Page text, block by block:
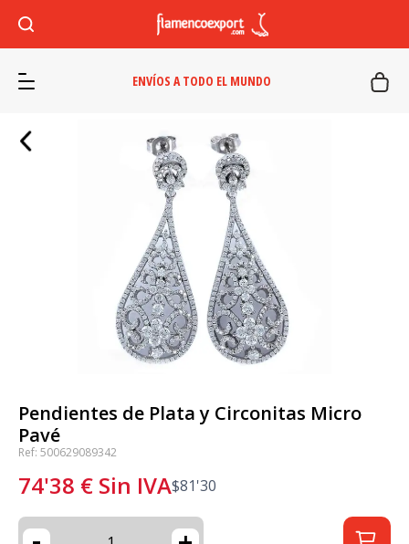
ENVÍOS A TODO EL MUNDO
Pendientes de Plata y Circonitas Micro
Pavé
Ref: 500629089342
74'38 € Sin IVA$81'30